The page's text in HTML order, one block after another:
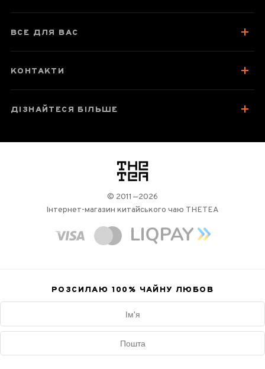
ВСЕ ДЛЯ ВАС
КОНТАКТИ
ДІЗНАЙТЕСЯ БІЛЬШЕ
логотип
© 2011—2026
Інтернет-магазин китайського чаю THETEA
РОЗСИЛАЮ 100% ЧАЙНУ ЛЮБОВ